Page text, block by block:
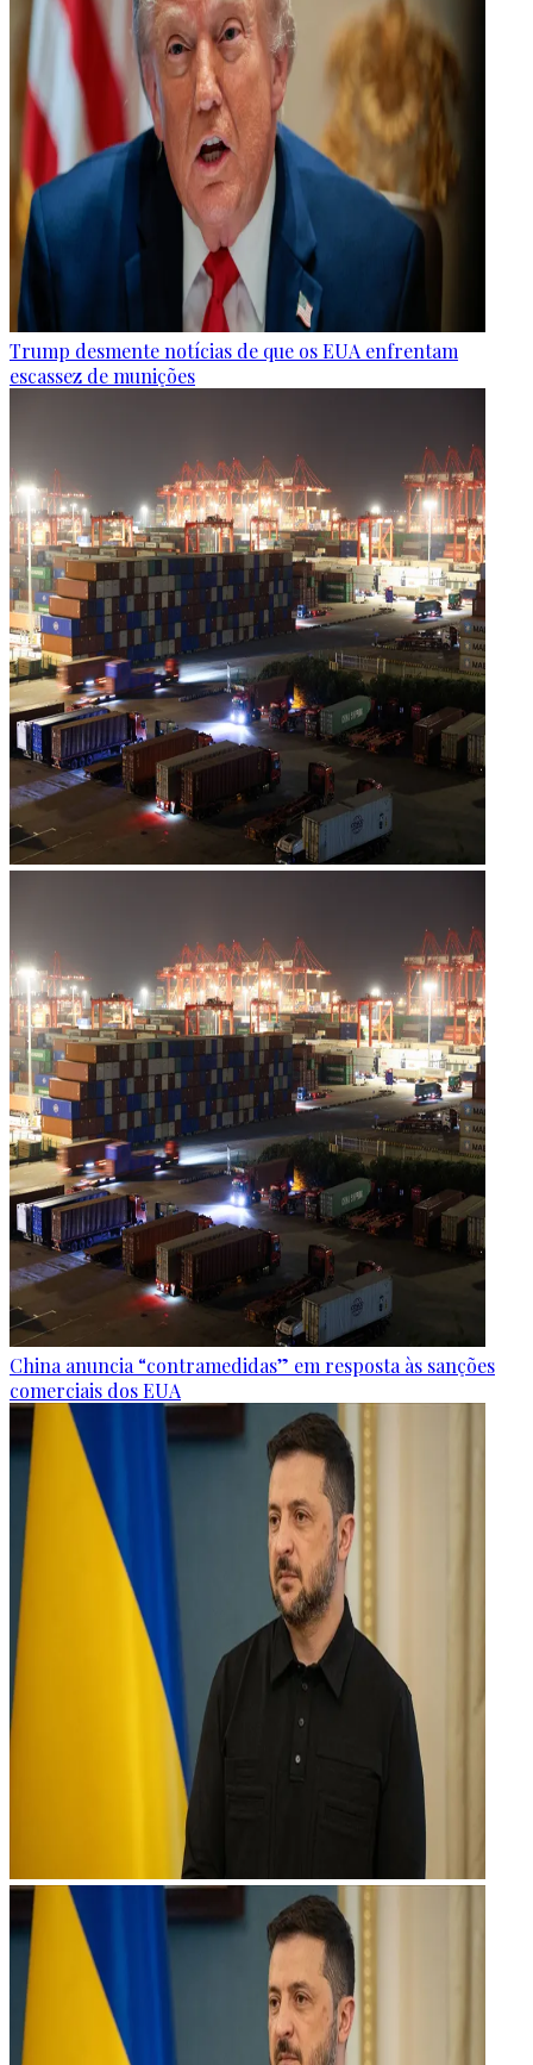
Trump desmente notícias de que os EUA enfrentam
escassez de munições
China anuncia “contramedidas” em resposta às sanções
comerciais dos EUA